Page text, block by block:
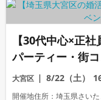
【30代中心×正
パーティー・街
大宮区 8/22（土）
開催地住所：埼玉県さい